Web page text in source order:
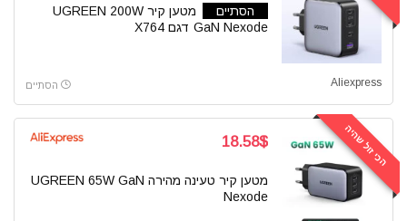
הסתיים
מטען קיר UGREEN 200W
GaN Nexode דגם X764
Aliexpress הסתיים
הכי זול שהיה 18.58$
מטען קיר טעינה מהירה UGREEN 65W GaN
Nexode